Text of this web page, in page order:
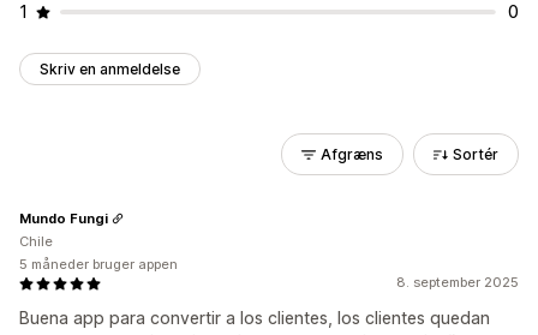
1
0
Skriv en anmeldelse
Afgræns Sortér
8. september 2025
Buena app para convertir a los clientes, los clientes quedan
Mundo Fungi
Chile
5 måneder bruger appen